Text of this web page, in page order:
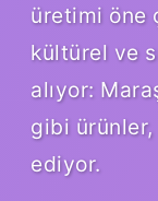
üretimi öne
kültürel ve
alıyor:
gibi
ediyor.